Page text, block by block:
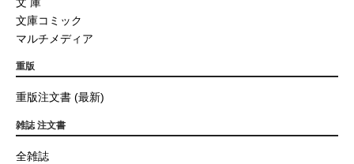
文庫コミック
マルチメディア
重版
重版注文書 (最新)
雑誌 注文書
全雑誌